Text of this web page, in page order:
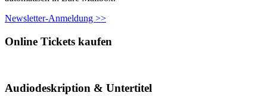
Newsletter-Anmeldung >>
Online Tickets kaufen
Audiodeskription & Untertitel